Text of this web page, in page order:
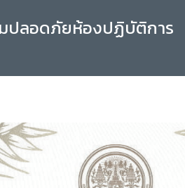
มปลอดภัยห้องปฏิบัติการ